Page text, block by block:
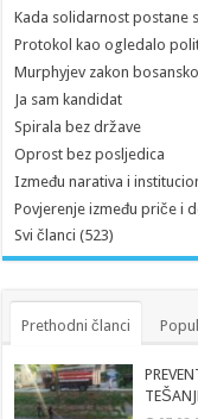
Kada solidarnost postane
Protokol kao ogledalo
Murphyjev zakon
Ja sam kandidat
Spirala bez države
Oprost bez posljedica
Između narativa i
Povjerenje između priče i
Svi članci (523)
Prethodni članci